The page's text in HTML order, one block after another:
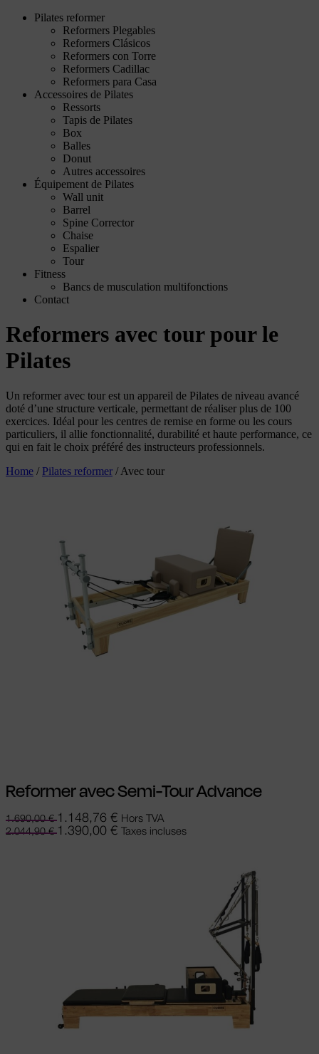
Pilates reformer
Reformers Plegables
Reformers Clásicos
Reformers con Torre
Reformers Cadillac
Reformers para Casa
Accessoires de Pilates
Ressorts
Tapis de Pilates
Box
Balles
Donut
Autres accessoires
Équipement de Pilates
Wall unit
Barrel
Spine Corrector
Chaise
Espalier
Tour
Fitness
Bancs de musculation multifonctions
Contact
Reformers avec tour pour le
Pilates
Un reformer avec tour est un appareil de Pilates de niveau avancé
doté d’une structure verticale, permettant de réaliser plus de 100
exercices. Idéal pour les centres de remise en forme ou les cours
particuliers, il allie fonctionnalité, durabilité et haute performance, ce
qui en fait le choix préféré des instructeurs professionnels.
Home / Pilates reformer / Avec tour
Reformer avec Semi-Tour Advance
1.690,00€ 1.148,76 € Hors TVA
2.044,90€ 1.390,00 € Taxes incluses